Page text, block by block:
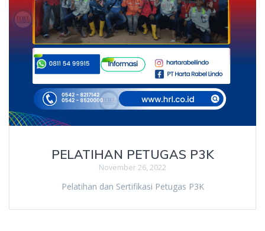
PELATIHAN PETUGAS P3K
November 26, 2022
Pelatihan dan Sertifikasi Petugas P3K